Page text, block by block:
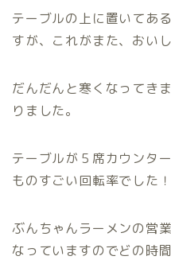
テーブルの上に置いてあ
すが、これがまた、おい
だんだんと寒くなってき
りました。
テーブルが５席カウンタ
ものすごい回転率でした！
ぶんちゃんラーメンの営
なっていますのでどの時